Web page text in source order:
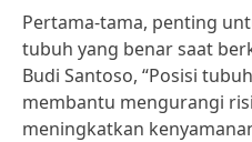
Pertama-tama, penting
tubuh yang benar saat
Budi Santoso, “Posisi
membantu mengurangi
meningkatkan